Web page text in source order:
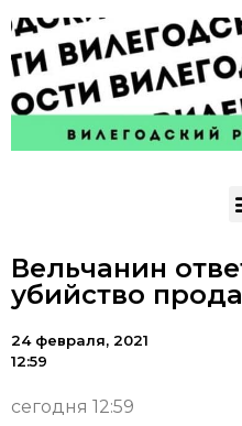
Вельчанин
убийство
24 февраля, 2021
12:59
сегодня 12:59